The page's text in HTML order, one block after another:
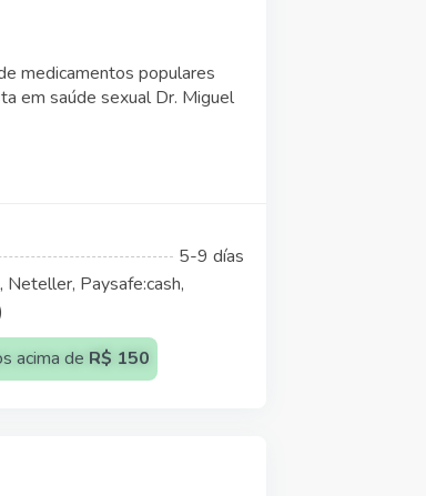
medicamentos populares
em saúde sexual Dr. Miguel
5-9 días
Neteller, Paysafe:cash,
acima de R$ 150